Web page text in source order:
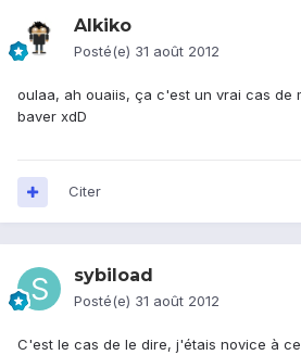
Alkiko
Posté(e) 31 août 2012
oulaa, ah ouaiis, ça c'est un vrai cas de
baver xdD
Citer
sybiload
Posté(e) 31 août 2012
C'est le cas de le dire, j'étais novice à